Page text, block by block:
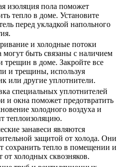
изоляция пола поможет
тепло в доме. Установите
перед укладкой напольного
и холодные потоки
могут быть связаны с наличием
трещин в доме. Закройте все
и трещины, используя
или другие уплотнители.
специальных уплотнителей
и окна поможет предотвратить
холодного воздуха и
теплоизоляцию.
занавеси являются
защитой от холода. Они
сохранить тепло в помещении и
от холодных сквозняков.